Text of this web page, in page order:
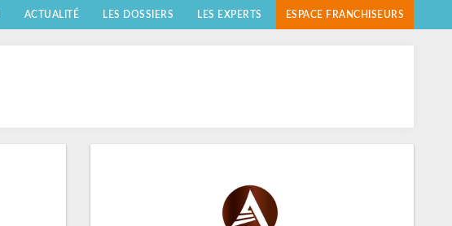
ACTUALITÉ LES DOSSIERS LES EXPERTS ESPACE FRANCHISEURS